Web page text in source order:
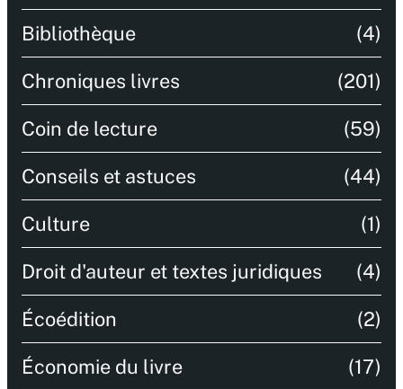
Bibliothèque (4)
Chroniques livres (201)
Coin de lecture (59)
Conseils et astuces (44)
Culture (1)
Droit d'auteur et textes juridiques (4)
Écoédition (2)
Économie du livre (17)